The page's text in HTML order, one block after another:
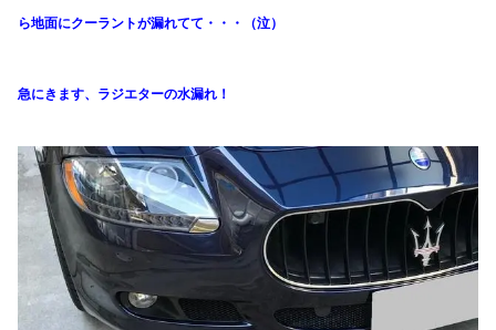
ら地面にクーラントが漏れてて・・・（泣）
急にきます、ラジエターの水漏れ！